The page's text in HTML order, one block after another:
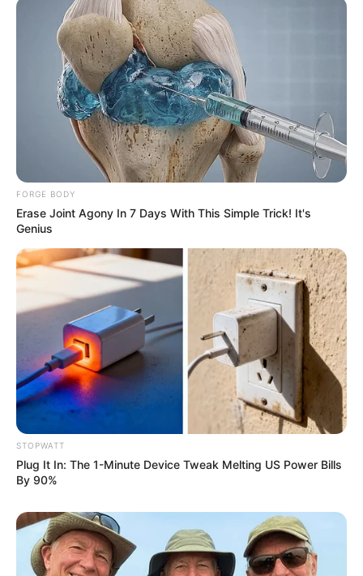
Why this ordinary drink is the secret to feeling your
best every day
CTA FAVORITE
Unforgettable Awkward Moments From The Olympics
BRAINBERRIES
Is The Movie "Danish Girl" A True Story?
FORGE BODY
Erase Joint Agony In 7 Days With This Simple Trick! It's
Genius
STOPWATT
Plug It In: The 1-Minute Device Tweak Melting US Power Bills
By 90%